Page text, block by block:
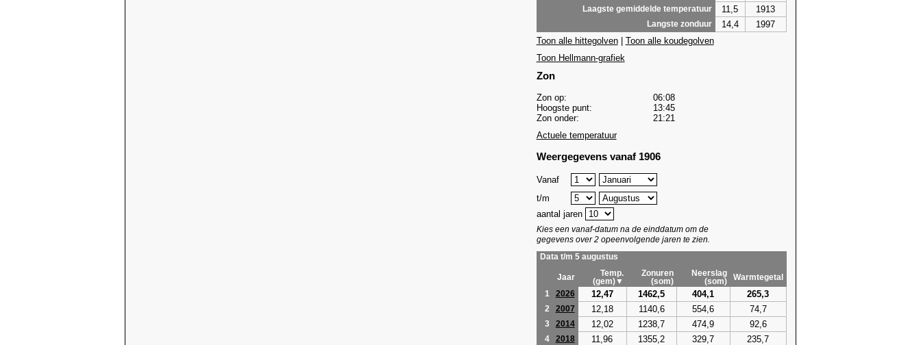
Laagste gemiddelde temperatuur 11,5 1913
Langste zonduur 14,4
1997
Toon alle hittegolven| Toon alle koudegolven
Toon Hellmann-grafiek
Zon
Zon op:
06:08
Hoogste punt:
13:45
Zon onder:
21:21
Actuele temperatuur
Weergegevens vanaf 1906
Vanaf
t/m
aantal jaren
Kies een vanaf-datum na de einddatum om de
gegevens over 2 opeenvolgende jaren te zien.
Data t/m 5 augustus
Jaar
Temp.
(gem)▼
Zonuren
(som)
Neerslag
(som)
Warmtegetal
1
2026 12,47 1462,5 404,1 265,3
2 2007 12,18 1140,6 554,6 74,7
3 2014 12,02 1238,7 474,9 92,6
4 2018 11,96 1355,2 329,7 235,7